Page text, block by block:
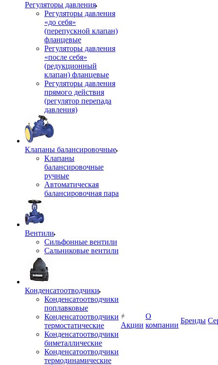
Регуляторы давления
Регуляторы давления
«до себя»
(перепускной клапан)
фланцевые
Регуляторы давления
«после себя»
(редукционный
клапан) фланцевые
Регуляторы давления
прямого действия
(регулятор перепада
давления)
Клапаны балансировочные
Клапаны
балансировочные
ручные
Автоматическая
балансировочная пара
Вентили
Сильфонные вентили
Сальниковые вентили
Конденсатоотводчики
Конденсатоотводчики
поплавковые
Конденсатоотводчики
термостатические
Конденсатоотводчики
биметаллические
Конденсатоотводчики
термодинамические
Акции
О
компании
Бренды